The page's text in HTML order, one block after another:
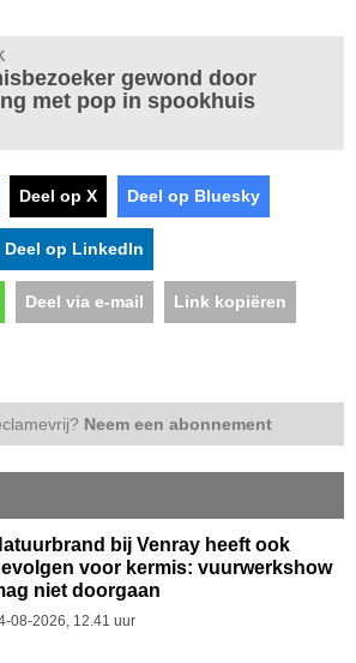
gewond door
met pop in spookhuis
Deel op X Deel op Bluesky
Deel op LinkedIn
Deel via e-mail Link kopiëren
Neem een abonnement
bij Venray heeft ook
voor kermis: vuurwerkshow
niet doorgaan
08-2026, 12.41 uur